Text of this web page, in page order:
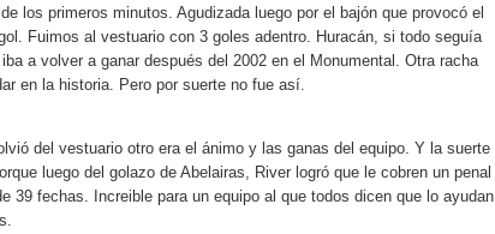
los primeros minutos. Agudizada luego por el bajón que provocó el
Fuimos al vestuario con 3 goles adentro. Huracán, si todo seguía
a volver a ganar después del 2002 en el Monumental. Otra racha
en la historia. Pero por suerte no fue así.
del vestuario otro era el ánimo y las ganas del equipo. Y la suerte
luego del golazo de Abelairas, River logró que le cobren un penal
39 fechas. Increible para un equipo al que todos dicen que lo ayudan